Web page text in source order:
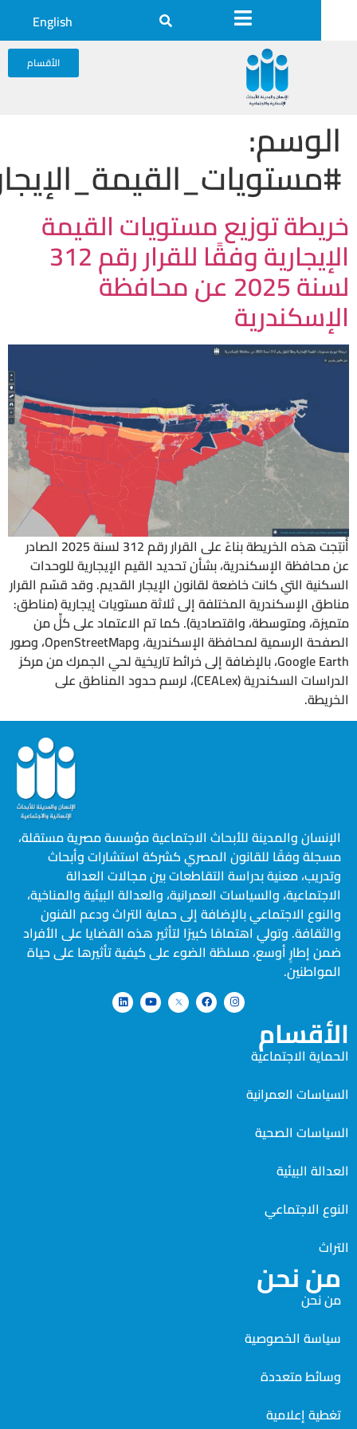
English
توزيع مستويات القيمة
الإيجارية وفقًا للقرار رقم 312
لسنة 2025 عن محافظة
أُنتِجت هذه الخريطة بناءً على القرار رقم 312 لسنة 2025 الصادر
الإسكندرية، بشأن تحديد القيم الإيجارية للوحدات
التي كانت خاضعة لقانون الإيجار القديم. وقد قسّم القرار
الإسكندرية المختلفة إلى ثلاثة مستويات إيجارية (مناطق:
ومتوسطة، واقتصادية). كما تم الاعتماد على كلٍّ من
الصفحة الرسمية لمحافظة الإسكندرية، وOpenStreetMap، وصور
Google Earth، بالإضافة إلى خرائط تاريخية لحي الجمرك من مركز
الدراسات السكندرية (CEALex)، لرسم حدود المناطق على
والمدينة للأبحاث الاجتماعية مؤسسة مصرية مستقلة،
وفقًا للقانون المصري كشركة استشارات وأبحاث
معنية بدراسة التقاطعات بين مجالات العدالة
والسياسات العمرانية، والعدالة البيئية والمناخية،
الاجتماعي بالإضافة إلى حماية التراث ودعم الفنون
وتولي اهتمامًا كبيرًا لتأثير هذه القضايا على الأفراد
أوسع، مسلطًة الضوء على كيفية تأثيرها على حياة
الاجتماعية
العمرانية
الصحية
البيئية
نحن
الخصوصية
متعددة
إعلامية